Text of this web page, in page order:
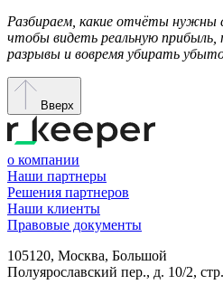
Разбираем, какие отчёты нужны
чтобы видеть реальную
разрывы и вовремя убирать
Вверх
о компании
Наши партнеры
Решения партнеров
Наши клиенты
Правовые документы
105120, Москва, Большой
Полуярославский пер., д. 10/2,